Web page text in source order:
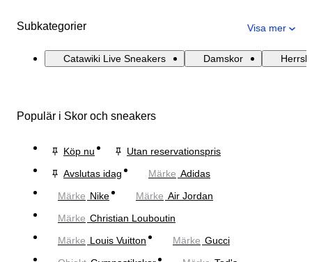
Subkategorier Visa mer
Catawiki Live Sneakers Damskor
Populär i Skor och sneakers
Köp nu
Utan reservationspris
Avslutas idag
Märke Adidas
Märke Nike Märke Air Jordan
Märke Christian Louboutin
Märke Louis Vuitton Märke Gucci